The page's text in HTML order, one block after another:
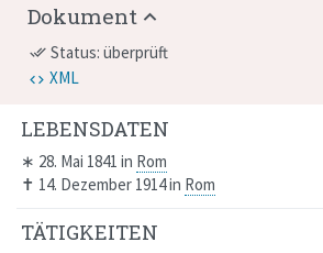
LEBENSDATEN
∗ 28. Mai 1841 in Rom
✝ 14. Dezember 1914in Rom
TÄTIGKEITEN
Dokument
done_all Status: überprüft
XML